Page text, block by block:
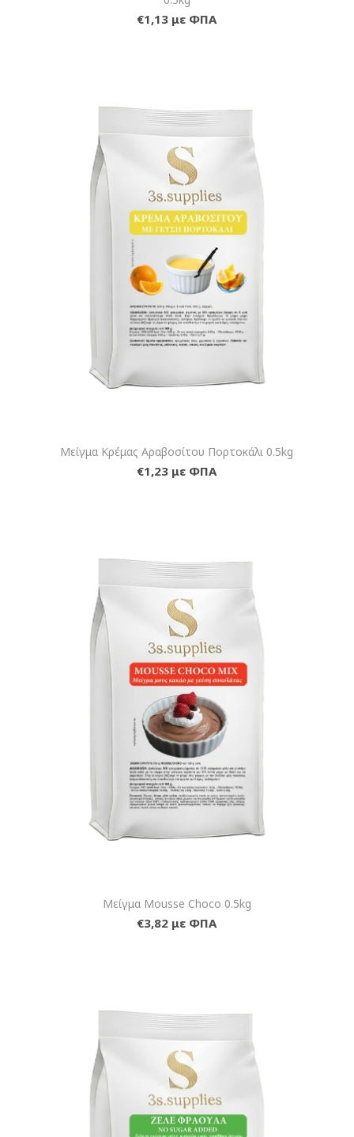
€1,13 με ΦΠΑ
Μείγμα Κρέμας Αραβοσίτου Πορτοκάλι 0.5kg
€1,23 με ΦΠΑ
Μείγμα Mousse Choco 0.5kg
€3,82 με ΦΠΑ